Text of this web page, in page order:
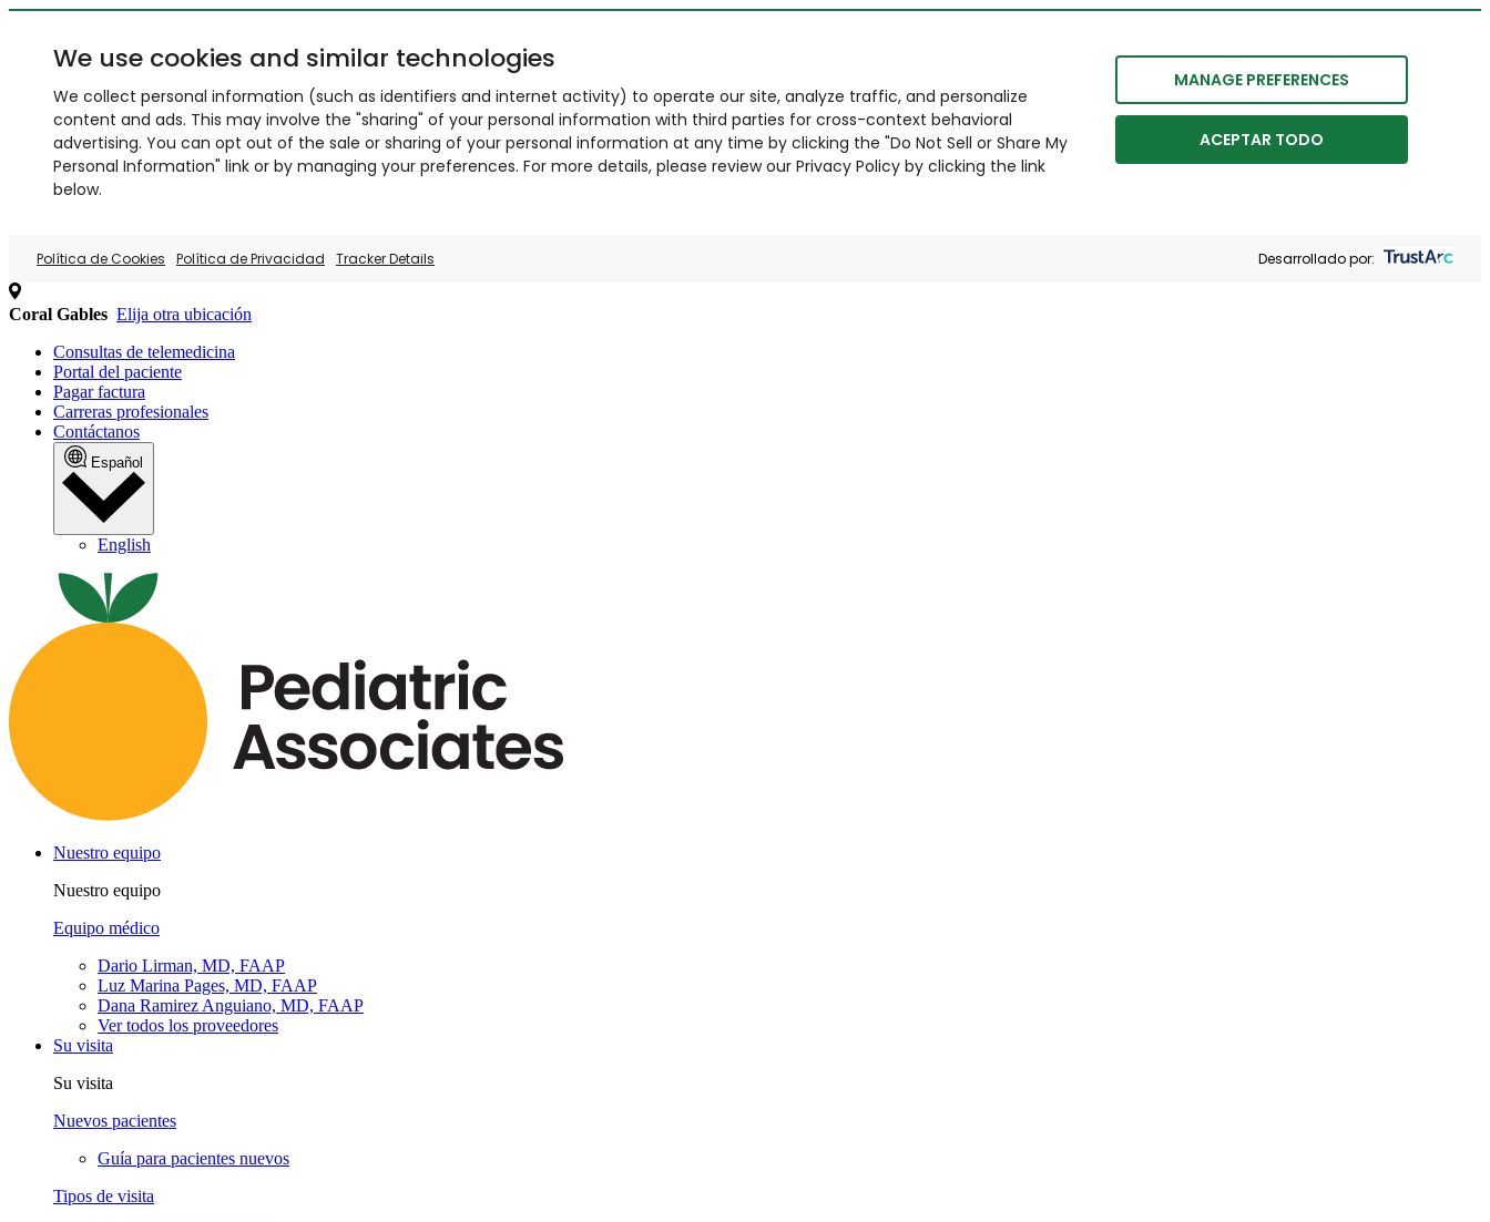
We use cookies and similar technologies
We collect personal information (such as identifiers and internet activity) to operate our site, analyze traffic, and personalize
content and ads. This may involve the "sharing" of your personal information with third parties for cross-context behavioral
advertising. You can opt out of the sale or sharing of your personal information at any time by clicking the "Do Not Sell or Share My
Personal Information" link or by managing your preferences. For more details, please review our Privacy Policy by clicking the link
below.
MANAGE PREFERENCES
ACEPTAR TODO
Política de Cookies Política de Privacidad Tracker Details Desarrollado por:
Coral Gables Elija otra ubicación
Consultas de telemedicina
Portal del paciente
Pagar factura
Carreras profesionales
Contáctanos
Español
English
Nuestro equipo
Nuestro equipo
Equipo médico
Dario Lirman, MD, FAAP
Luz Marina Pages, MD, FAAP
Dana Ramirez Anguiano, MD, FAAP
Ver todos los proveedores
Su visita
Su visita
Nuevos pacientes
Guía para pacientes nuevos
Tipos de visita